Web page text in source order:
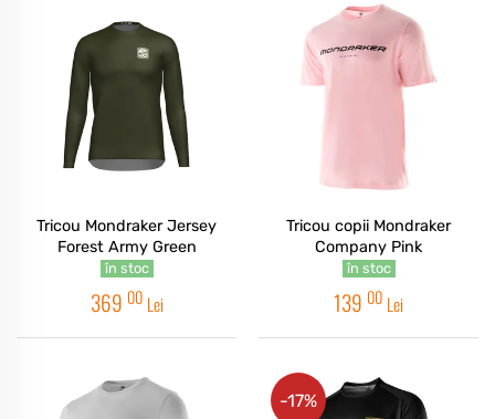
Tricou Mondraker Jersey
Forest Army Green
în stoc
369 00 Lei
Tricou copii Mondraker
Company Pink
în stoc
139 00 Lei
-17%